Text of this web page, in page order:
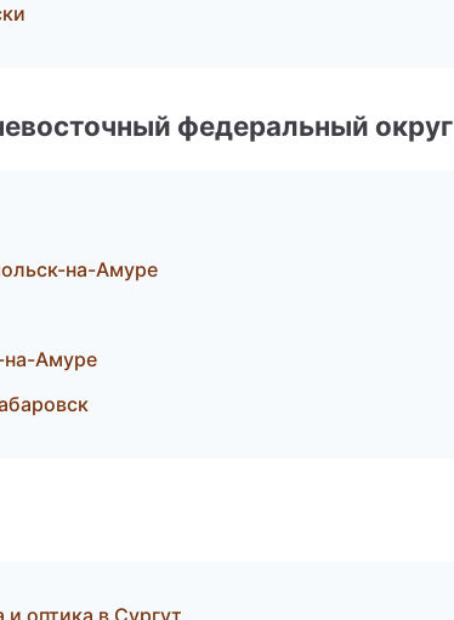
федеральный округ
на-Амуре
на-Амуре
оптика в Сургут